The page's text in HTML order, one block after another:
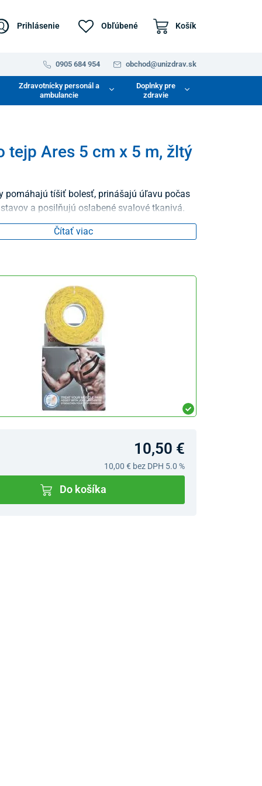
Prihlásenie Obľúbené Košík
0905 684 954 obchod@unizdrav.sk
Zdravotnícky personál a
ambulancie
Doplnky pre
zdravie
tejp Ares 5 cm x 5 m, žltý
pomáhajú tíšiť bolesť, prinášajú úľavu počas
a posilňujú oslabené svalové tkanivá.
Čítať viac
10,50 €
10,00 € bez DPH 5.0 %
Do košíka